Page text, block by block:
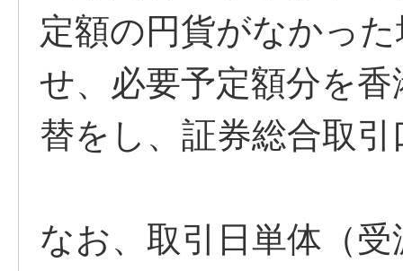
定額の円貨がなかっ
せ、必要予定額分を
替をし、証券総合取
なお、取引日単体（